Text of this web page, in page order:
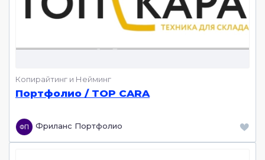
Копирайтинг и Нейминг
Портфолио / TOP CARA
Фриланс Портфолио